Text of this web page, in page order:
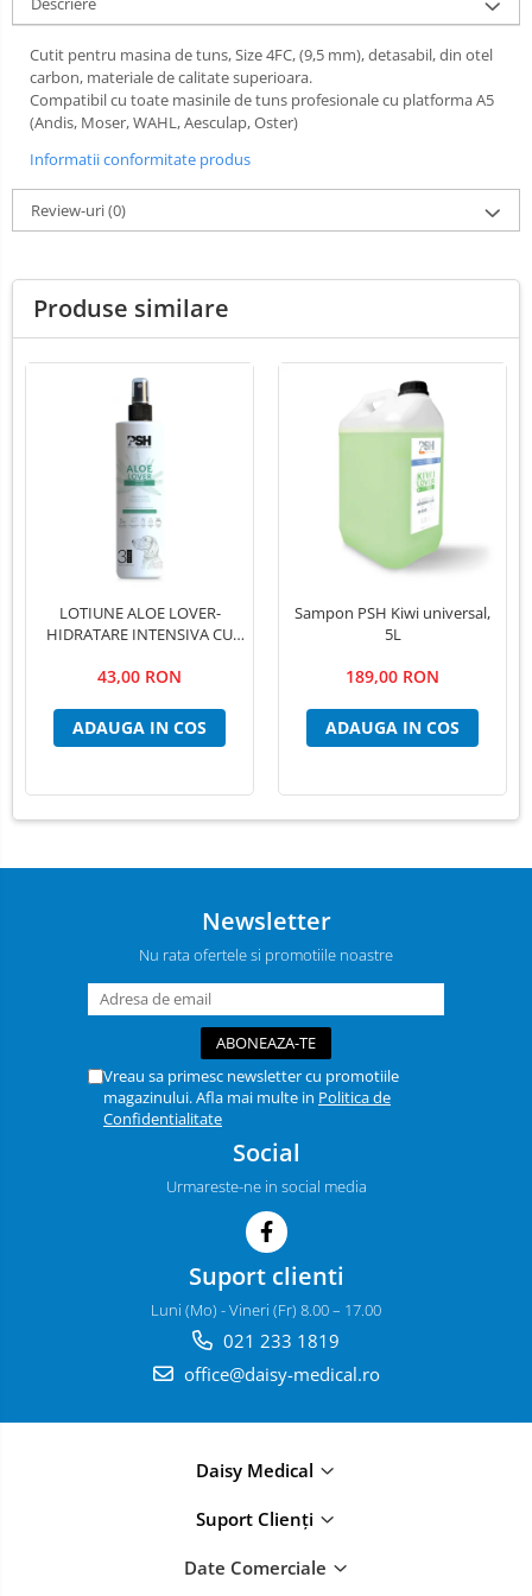
Lămpi frontale
Stomatologie veterinara
Cutit pentru masina de tuns, Size 4FC, (9,5 mm), detasabil, din otel
carbon, materiale de calitate superioara.
Compatibil cu toate masinile de tuns profesionale cu platforma A5
(Andis, Moser, WAHL, Aesculap, Oster)
Informatii conformitate produs
Review-uri(0)
Produse similare
LOTIUNE ALOE LOVER-
HIDRATARE INTENSIVA CU
,PSH, 300 ml
43,00 RON
ADAUGA IN COS
Sampon PSH Kiwi universal,
5L
189,00 RON
ADAUGA IN COS
Newsletter
Nu rata ofertele si promotiile noastre
Vreau sa primesc newsletter cu promotiile
magazinului. Afla mai multe in Politica de
Confidentialitate
Social
Urmareste-ne in social media
Suport clienti
Luni (Mo) - Vineri (Fr) 8.00 – 17.00
021 233 1819
office@daisy-medical.ro
Daisy Medical
Suport Clienți
Date Comerciale